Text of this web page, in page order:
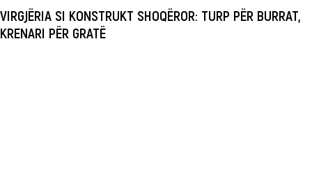
VIRGJËRIA SI KONSTRUKT SHOQËROR: TURP PËR BURRAT,
KRENARI PËR GRATË